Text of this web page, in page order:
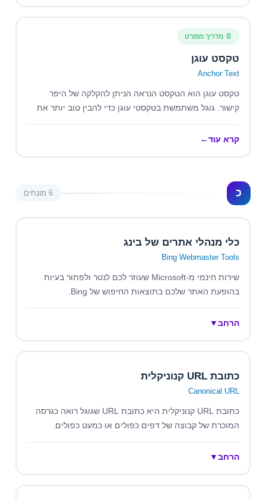
📄 מדריך מפורט
טקסט עוגן
Anchor Text
טקסט עוגן הוא הטקסט הנראה הניתן להקלקה של היפר
קישור. גוגל משתמשת בטקסטי עוגן כדי להבין טוב יותר את
קרא עוד←
כ 6 מונחים
כלי מנהלי אתרים של בינג
Bing Webmaster Tools
שירות חינמי מ-Microsoft שעוזר לכם לנטר ולפתור בעיות
בהופעת האתר שלכם בתוצאות החיפוש של Bing.
הרחב▼
כתובת URL קנוניקלית
Canonical URL
כתובת URL קנוניקלית היא כתובת URL שגוגל רואה כגרסה
המוכרת של קבוצה של דפים כפולים או כמעט כפולים.
הרחב▼